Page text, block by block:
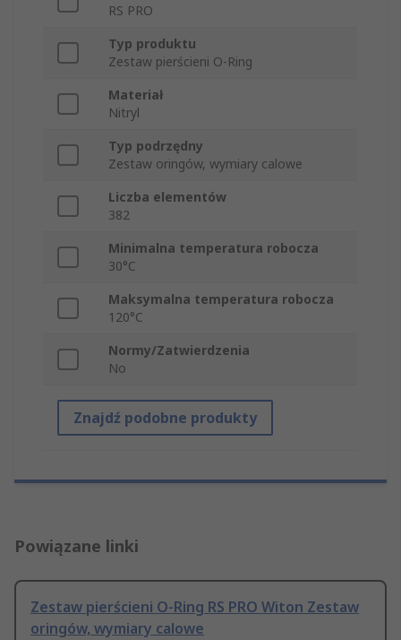
RS PRO
Typ produktu
Zestaw pierścieni O-Ring
Materiał
Nitryl
Typ podrzędny
Zestaw oringów, wymiary calowe
Liczba elementów
382
Minimalna temperatura robocza
30°C
Maksymalna temperatura robocza
120°C
Normy/Zatwierdzenia
No
Znajdź podobne produkty
Powiązane linki
Zestaw pierścieni O-Ring RS PRO Witon Zestaw
oringów, wymiary calowe